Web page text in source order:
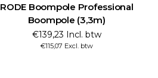
RODE Boompole Professional
Boompole (3,3m)
€139,23 Incl. btw
€115,07 Excl. btw